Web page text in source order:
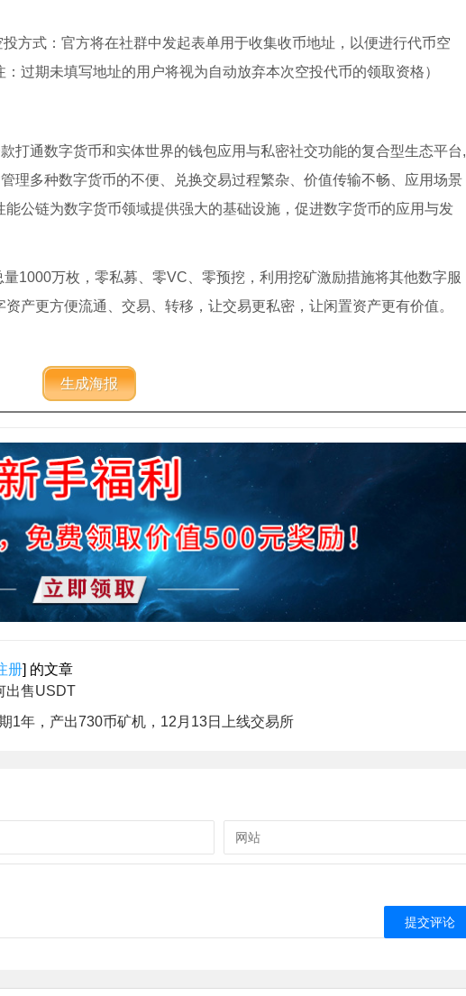
方式：官方将在社群中发起表单用于收集收币地址，以便进行代币空
过期未填写地址的用户将视为自动放弃本次空投代币的领取资格）
打通数字货币和实体世界的钱包应用与私密社交功能的复合型生态平台,
理多种数字货币的不便、兑换交易过程繁杂、价值传输不畅、应用场景
公链为数字货币领域提供强大的基础设施，促进数字货币的应用与发
1000万枚，零私募、零VC、零预挖，利用挖矿激励措施将其他数字服
产更方便流通、交易、转移，让交易更私密，让闲置资产更有价值。
生成海报
册] 的文章
出售USDT
1年，产出730币矿机，12月13日上线交易所